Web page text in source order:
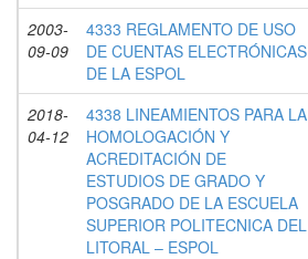
2003-
09-09
4333 REGLAMENTO DE USO
DE CUENTAS ELECTRÓNICAS
DE LA ESPOL
2018-
04-12
4338 LINEAMIENTOS PARA LA
HOMOLOGACIÓN Y
ACREDITACIÓN DE
ESTUDIOS DE GRADO Y
POSGRADO DE LA ESCUELA
SUPERIOR POLITECNICA DEL
LITORAL – ESPOL